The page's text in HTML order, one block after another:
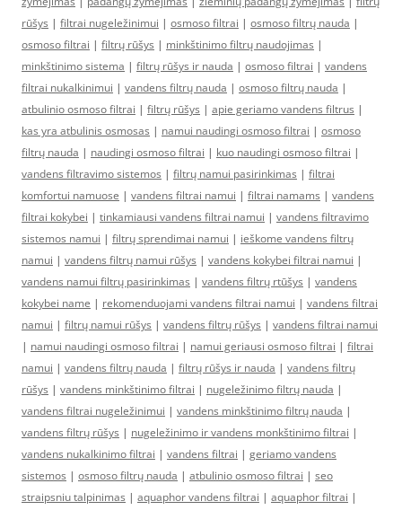
rūšys | filtrai nugeležinimui | osmoso filtrai | osmoso filtrų nauda |
osmoso filtrai | filtrų rūšys | minkštinimo filtrų naudojimas |
minkštinimo sistema | filtrų rūšys ir nauda | osmoso filtrai | vandens
filtrai nukalkinimui | vandens filtrų nauda | osmoso filtrų nauda |
atbulinio osmoso filtrai | filtrų rūšys | apie geriamo vandens filtrus |
kas yra atbulinis osmosas | namui naudingi osmoso filtrai | osmoso
filtrų nauda | naudingi osmoso filtrai | kuo naudingi osmoso filtrai |
vandens filtravimo sistemos | filtrų namui pasirinkimas | filtrai
komfortui namuose | vandens filtrai namui | filtrai namams | vandens
filtrai kokybei | tinkamiausi vandens filtrai namui | vandens filtravimo
sistemos namui | filtrų sprendimai namui | ieškome vandens filtrų
namui | vandens filtrų namui rūšys | vandens kokybei filtrai namui |
vandens namui filtrų pasirinkimas | vandens filtrų rtūšys | vandens
kokybei name | rekomenduojami vandens filtrai namui | vandens filtrai
namui | filtrų namui rūšys | vandens filtrų rūšys | vandens filtrai namui
| namui naudingi osmoso filtrai | namui geriausi osmoso filtrai | filtrai
namui | vandens filtrų nauda | filtrų rūšys ir nauda | vandens filtrų
rūšys | vandens minkštinimo filtrai | nugeležinimo filtrų nauda |
vandens filtrai nugeležinimui | vandens minkštinimo filtrų nauda |
vandens filtrų rūšys | nugeležinimo ir vandens monkštinimo filtrai |
vandens nukalkinimo filtrai | vandens filtrai | geriamo vandens
sistemos | osmoso filtrų nauda | atbulinio osmoso filtrai | seo
straipsniu talpinimas | aquaphor vandens filtrai | aquaphor filtrai |